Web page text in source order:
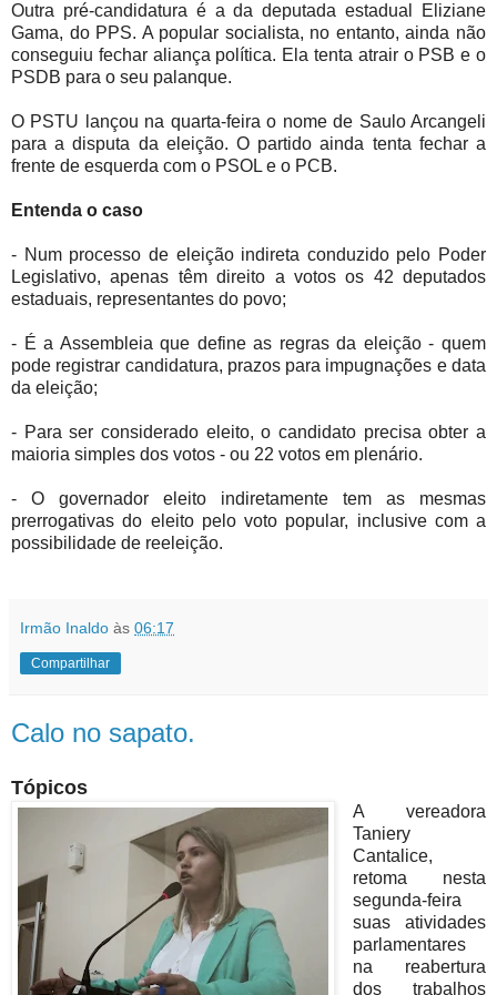
Outra pré-candidatura é a da deputada estadual Eliziane
Gama, do PPS. A popular socialista, no entanto, ainda não
conseguiu fechar aliança política. Ela tenta atrair o PSB e o
PSDB para o seu palanque.
O PSTU lançou na quarta-feira o nome de Saulo Arcangeli
para a disputa da eleição. O partido ainda tenta fechar a
frente de esquerda com o PSOL e o PCB.
Entenda o caso
- Num processo de eleição indireta conduzido pelo Poder
Legislativo, apenas têm direito a votos os 42 deputados
estaduais, representantes do povo;
- É a Assembleia que define as regras da eleição - quem
pode registrar candidatura, prazos para impugnações e data
da eleição;
- Para ser considerado eleito, o candidato precisa obter a
maioria simples dos votos - ou 22 votos em plenário.
- O governador eleito indiretamente tem as mesmas
prerrogativas do eleito pelo voto popular, inclusive com a
possibilidade de reeleição.
Irmão Inaldo às 06:17
Compartilhar
Calo no sapato.
Tópicos
A vereadora
Taniery
Cantalice,
retoma nesta
segunda-feira
suas atividades
parlamentares
na reabertura
dos trabalhos